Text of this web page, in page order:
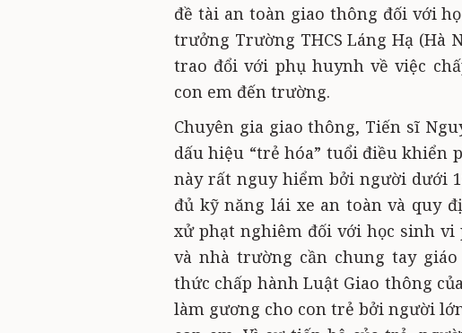
đề tài an toàn giao thông đối với
trưởng Trường THCS Láng Hạ (Hà
trao đổi với phụ huynh về việc
con em đến trường.
Chuyên gia giao thông, Tiến sĩ
dấu hiệu “trẻ hóa” tuổi điều khiển
này rất nguy hiểm bởi người dưới
đủ kỹ năng lái xe an toàn và quy
xử phạt nghiêm đối với học sinh
và nhà trường cần chung tay
thức chấp hành Luật Giao thông
làm gương cho con trẻ bởi người